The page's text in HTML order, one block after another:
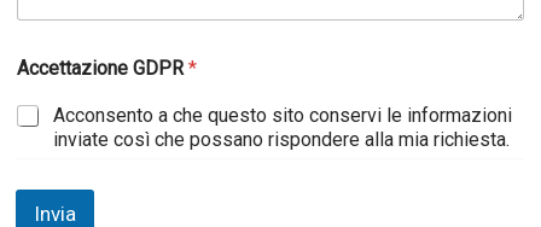
Accettazione GDPR*
Acconsento a che questo sito conservi le informazioni
inviate così che possano rispondere alla mia richiesta.
Invia